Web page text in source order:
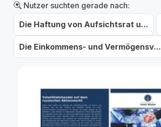
Nutzer suchten gerade nach:
Die Haftung von Aufsichtsrat u...
Die Einkommens- und Vermögensv...